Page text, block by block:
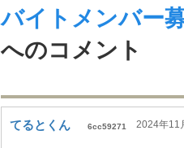
バイトメンバー
へのコメント
てるとくん 6cc59271 2024年11